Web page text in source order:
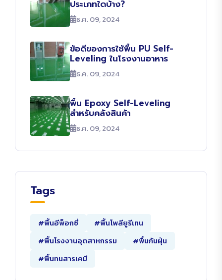
ประเภทใดบ้าง?
ธ.ค. 09, 2024
ข้อดีของการใช้พื้น PU Self-
Leveling ในโรงงานอาหาร
ธ.ค. 09, 2024
พื้น Epoxy Self-Leveling
สำหรับคลังสินค้า
ธ.ค. 09, 2024
Tags
#พื้นอีพ็อกซี่
#พื้นโพลียูรีเทน
#พื้นโรงงานอุตสาหกรรม
#พื้นกันฝุ่น
#พื้นทนสารเคมี